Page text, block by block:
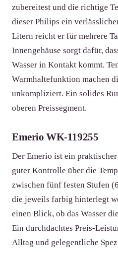
zubereitest und die richtige
dieser Philips ein
Litern reicht er für mehrere
Innengehäuse sorgt dafür,
Wasser in Kontakt kommt.
Warmhaltefunktion machen
unkompliziert. Ein solides
oberen Preissegment.
Emerio WK-119255
Der Emerio ist ein
guter Kontrolle über die
zwischen fünf festen Stufen
die jeweils farbig hinterlegt
einen Blick, ob das Wasser
Ein durchdachtes Preis-
Alltag und gelegentliche